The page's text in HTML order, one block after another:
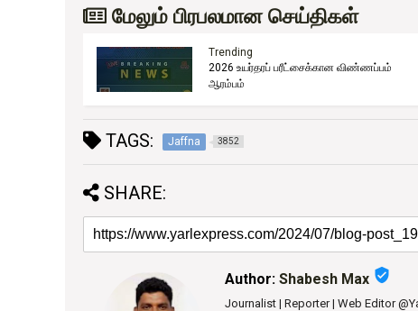
மேலும் பிரபலமான செய்திகள்
Trending
2026 உயர்தரப் பரீட்சைக்கான விண்ணப்பம்
ஆரம்பம்
TAGS: Jaffna 3852
SHARE:
Author: Shabesh Max verified_user
Journalist | Reporter | Web Editor